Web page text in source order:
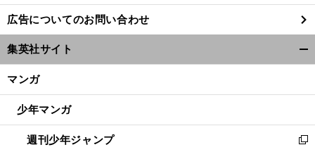
し
い
ウ
ィ
ン
ウ
開
く
広告についてのお問い合わせ
集英社サイト
マンガ
少年マンガ
週刊少年ジャンプ
新